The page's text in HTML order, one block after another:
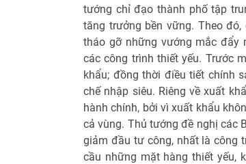
tướng chỉ đạo thành phố tập
tăng trưởng bền vững. Theo
tháo gỡ những vướng mắc đẩy
các công trình thiết yếu. Trước
khẩu; đồng thời điều tiết chính
chế nhập siêu. Riêng về xuất
hành chính, bởi vì xuất khẩu
cả vùng. Thủ tướng đề nghị các
giảm đầu tư công, nhất là công
cầu những mặt hàng thiết yếu,